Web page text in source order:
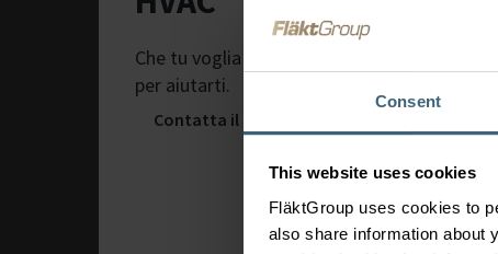
Consent
This website uses cookies
FläktGroup uses cookies to
also share information about
Che tu voglia aggiornare impianti obsoleti o
per aiutarti.
Contatta il team di assistenza locale